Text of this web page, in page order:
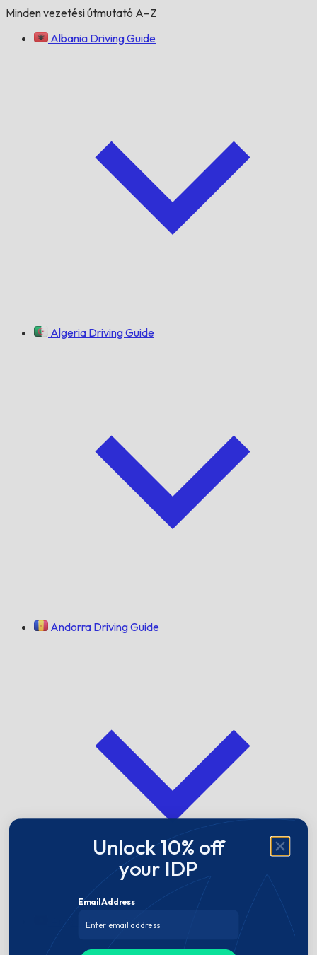
Minden vezetési útmutató A–Z
Albania Driving Guide
Algeria Driving Guide
Andorra Driving Guide
Angola Driving Guide
Unlock 10% off
your IDP
Email Address